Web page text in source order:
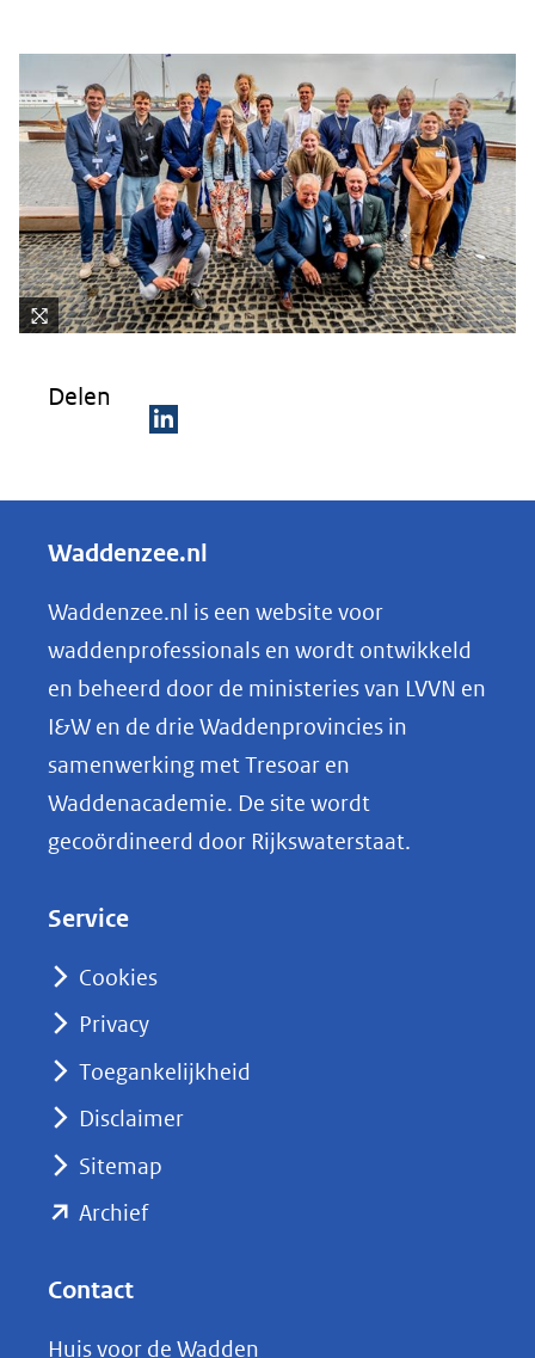
n
ng(afbeelding:
230625zje_7673.jpg)
Delen
e
e
n
o
p
k
e
nieuw
naar
Waddenzee.nl
Waddenzee.nl is een website voor
waddenprofessionals en wordt ontwikkeld
en beheerd door de ministeries van LVVN en
I&W en de drie Waddenprovincies in
samenwerking met Tresoar en
Waddenacademie. De site wordt
gecoördineerd door Rijkswaterstaat.
Service
Cookies
Privacy
Toegankelijkheid
Disclaimer
Sitemap
Archief(opent
Contact
Huis voor de Wadden